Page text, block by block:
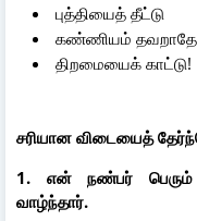
புத்தியைத் தீட்டு
கண்ணியம் தவறாதே
திறமையைக் காட்டு!
சரியான விடையைத்
1. என் நண்பர் பெரும்
வாழ்ந்தார்.